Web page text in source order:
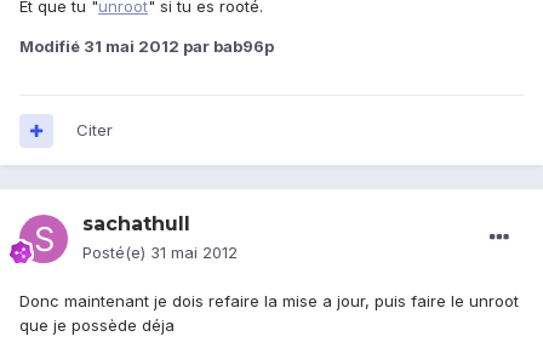
Et que tu "unroot" si tu es rooté.
Modifié 31 mai 2012 par bab96p
Citer
sachathull
Posté(e) 31 mai 2012
Donc maintenant je dois refaire la mise a jour, puis faire le unroot
que je possède déja